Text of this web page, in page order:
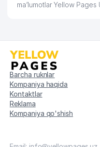
66
INTELLECT
MChJ
67 ARTERIUM
68
ma’lumotlar Yellow
Barcha ruknlar
Kompaniya haqida
Kontaktlar
Reklama
Kompaniya qo'shish